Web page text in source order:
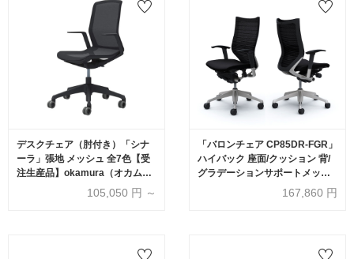
デスクチェア（肘付き）「シナ
ーラ」張地 メッシュ 全7色【受
注生産品】okamura（オカム
105,050 円 ～
「バロンチェア CP85DR-FGR」
ハイバック 座面/クッション 背/
グラデーションサポートメッシ
ュ フレーム/シルバー ボディーカ
ラー/ブラック アジャストアーム
167,860 円